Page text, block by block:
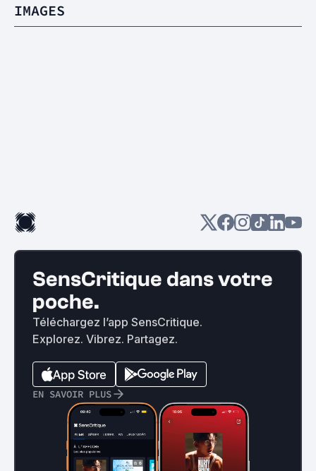
IMAGES
SensCritique dans votre
poche.
Téléchargez l’app SensCritique.
Explorez. Vibrez. Partagez.
EN SAVOIR PLUS